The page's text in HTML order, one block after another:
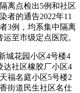
离点检出5例和社区
者的通告2022年11
3例，均系集中隔离
至市级定点医院。
城花园小区4号楼4
达社区橡胶厂小区4
福名庭小区5号楼2
街道民生社区名仕